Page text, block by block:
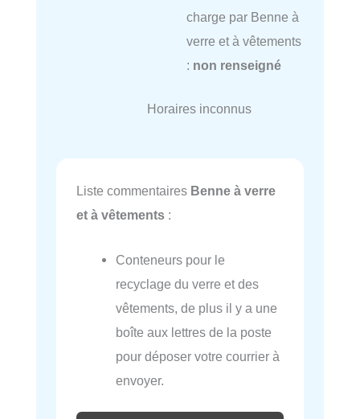
charge par Benne à
verre et à vêtements
: non renseigné
Horaires inconnus
Liste commentaires Benne à verre
et à vêtements :
Conteneurs pour le
recyclage du verre et des
vêtements, de plus il y a une
boîte aux lettres de la poste
pour déposer votre courrier à
envoyer.